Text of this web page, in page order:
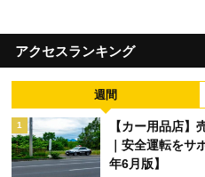
アクセスランキング
週間
1
【カー用品店
｜安全運転を
年6月版】